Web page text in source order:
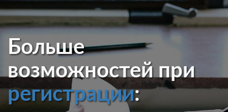
Больше
возможностей при
регистрации: